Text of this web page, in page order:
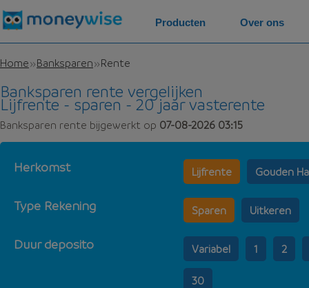
Home Banksparen Rente
Banksparen rente vergelijken
Lijfrente - sparen - 20 jaar vasterente
Banksparen rente bijgewerkt op 07-08-2026 03:15
Herkomst Lijfrente Gouden
Type Rekening Sparen Uitkeren
Duur deposito Variabel 1 2
30
Producten Over ons